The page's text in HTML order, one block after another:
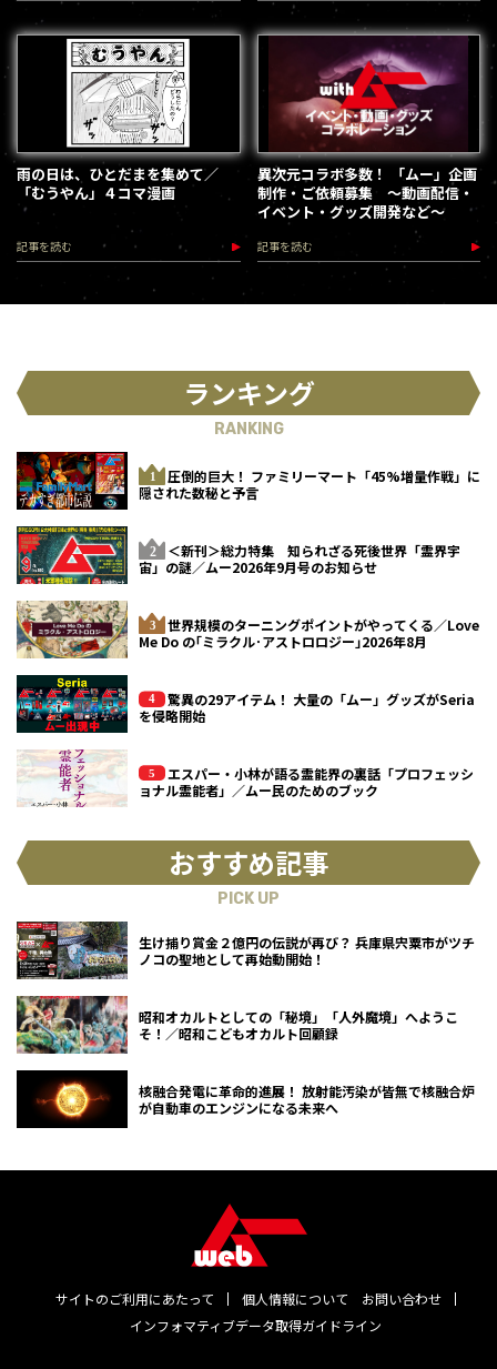
雨の日は、ひとだまを集めて／
「むうやん」４コマ漫画
記事を読む
異次元コラボ多数！ 「ムー」企画
制作・ご依頼募集 ～動画配信・
イベント・グッズ開発など～
記事を読む
ランキング
RANKING
圧倒的巨大！ ファミリーマート「45%増量作戦」に
隠された数秘と予言
＜新刊＞総力特集 知られざる死後世界「霊界宇
宙」の謎／ムー2026年9月号のお知らせ
世界規模のターニングポイントがやってくる／Love
Me Do の｢ミラクル･アストロロジー｣2026年8月
驚異の29アイテム！ 大量の「ムー」グッズがSeria
を侵略開始
エスパー・小林が語る霊能界の裏話「プロフェッシ
ョナル霊能者」／ムー民のためのブック
おすすめ記事
PICK UP
生け捕り賞金２億円の伝説が再び？ 兵庫県宍粟市がツチ
ノコの聖地として再始動開始！
昭和オカルトとしての「秘境」「人外魔境」へようこ
そ！／昭和こどもオカルト回顧録
核融合発電に革命的進展！ 放射能汚染が皆無で核融合炉
が自動車のエンジンになる未来へ
サイトのご利用にあたって 個人情報について
お問い合わせ
インフォマティブデータ取得ガイドライン